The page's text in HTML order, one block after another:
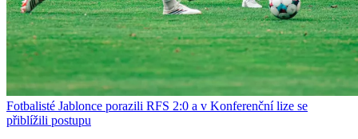
Fotbalisté Jablonce porazili RFS 2:0 a v Konferenční lize se
přiblížili postupu